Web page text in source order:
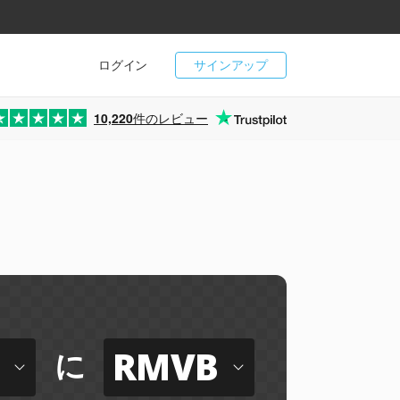
サインアップ
ログイン
10,220件のレビュー
に RMVB